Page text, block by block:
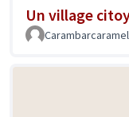
Un village
Carambarcaramel